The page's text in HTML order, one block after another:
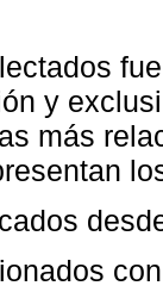
y
más